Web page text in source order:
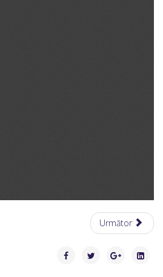
Următor